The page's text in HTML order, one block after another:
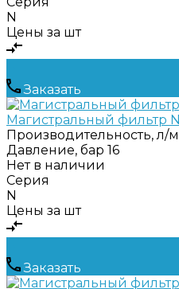
N
Цены за шт
Заказать
Магистральный фильтр
Производительность, л/
Давление, бар 16
Нет в наличии
Серия
N
Цены за шт
Заказать